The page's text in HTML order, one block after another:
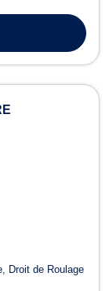
Maître
Droit de Roulage